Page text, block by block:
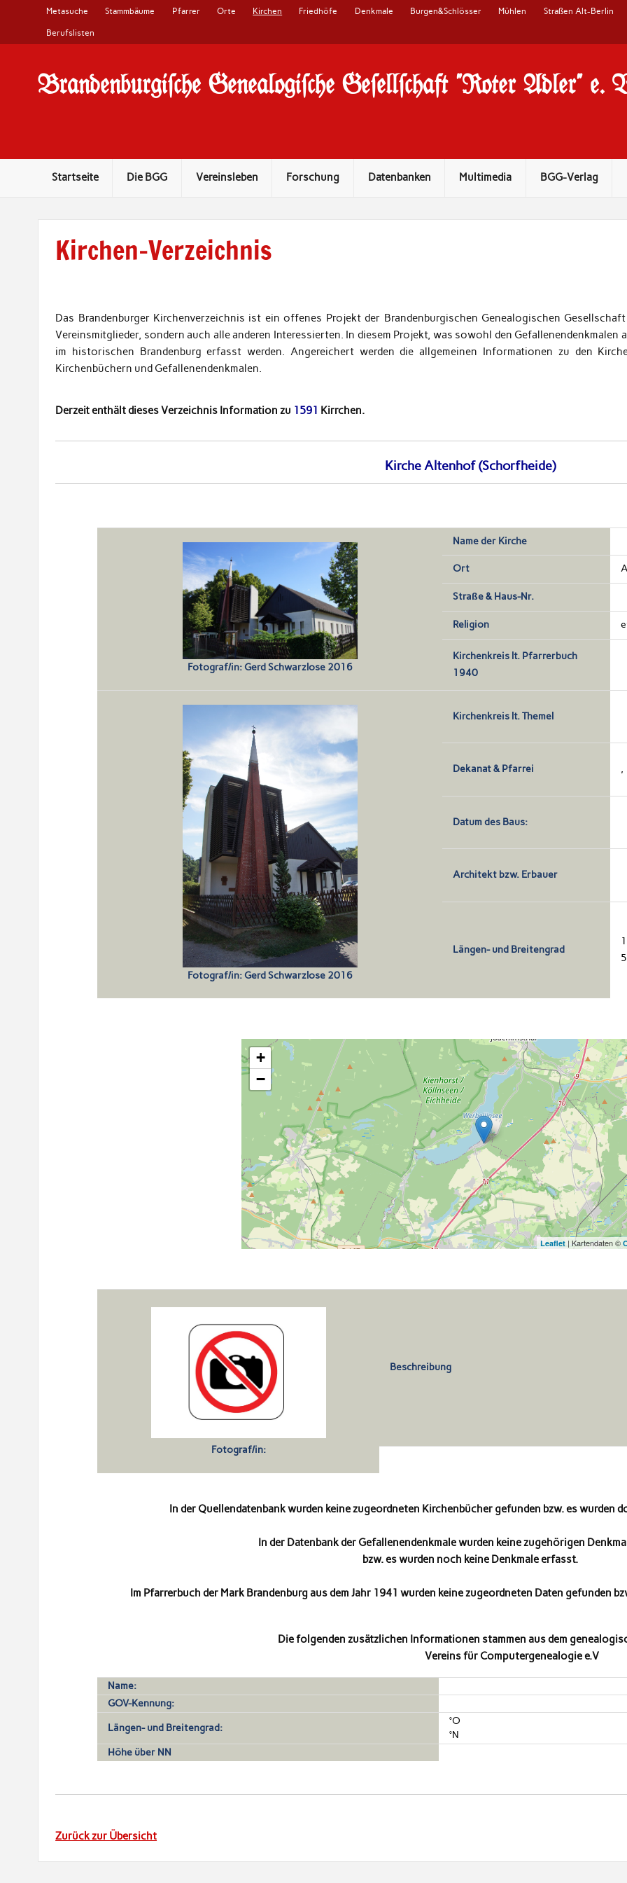
Metasuche Stammbäume Pfarrer Orte Kirchen Friedhöfe Denkmale Burgen&Schlösser Mühlen Straßen Alt-Berlin
Berufslisten
Brandenburgi#che Genealogi#che Ge#ell#chaft "Roter Adler" e.
Startseite Die BGG Vereinsleben Forschung Datenbanken Multimedia BGG-Verlag
Kirchen-Verzeichnis
Das Brandenburger Kirchenverzeichnis ist ein offenes Projekt der Brandenburgischen Genealogischen
Vereinsmitglieder, sondern auch alle anderen Interessierten. In diesem Projekt, was sowohl den
im historischen Brandenburg erfasst werden. Angereichert werden die allgemeinen Informationen zu den
Kirchenbüchern und Gefallenendenkmalen.
Derzeit enthält dieses Verzeichnis Information zu 1591 Kirrchen.
Kirche Altenhof (Schorfheide)
Fotograf/in: Gerd Schwarzlose 2016
Name der Kirche
Ort
Straße & Haus-Nr.
Religion
Kirchenkreis lt. Pfarrerbuch
1940
Fotograf/in: Gerd Schwarzlose 2016
Kirchenkreis lt. Themel
Dekanat & Pfarrei ,
Datum des Baus:
Architekt bzw. Erbauer
Längen- und Breitengrad
+
−
Leaflet| Kartendaten ©
Fotograf/in:
Beschreibung
In der Quellendatenbank wurden keine zugeordneten Kirchenbücher gefunden bzw. es wurden
In der Datenbank der Gefallenendenkmale wurden keine zugehörigen
bzw. es wurden noch keine Denkmale erfasst.
Im Pfarrerbuch der Mark Brandenburg aus dem Jahr 1941 wurden keine zugeordneten Daten gefunden
Die folgenden zusätzlichen Informationen stammen aus dem
Vereins für Computergenealogie e.V
Name:
GOV-Kennung:
Längen- und Breitengrad:
°O
°N
Höhe über NN
Zurück zur Übersicht